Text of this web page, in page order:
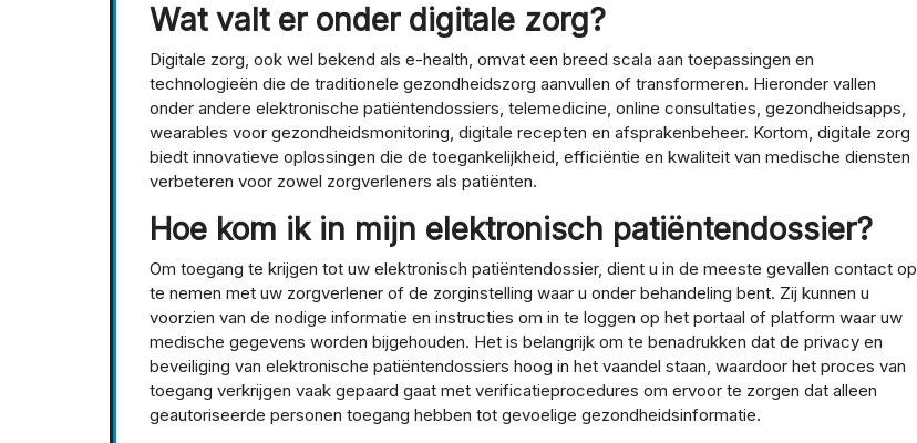
Wat valt er onder digitale zorg?
Digitale zorg, ook wel bekend als e-health, omvat een breed scala aan toepassingen en
technologieën die de traditionele gezondheidszorg aanvullen of transformeren. Hieronder vallen
onder andere elektronische patiëntendossiers, telemedicine, online consultaties, gezondheidsapps,
wearables voor gezondheidsmonitoring, digitale recepten en afsprakenbeheer. Kortom, digitale zorg
biedt innovatieve oplossingen die de toegankelijkheid, efficiëntie en kwaliteit van medische diensten
verbeteren voor zowel zorgverleners als patiënten.
Hoe kom ik in mijn elektronisch patiëntendossier?
Om toegang te krijgen tot uw elektronisch patiëntendossier, dient u in de meeste gevallen contact op
te nemen met uw zorgverlener of de zorginstelling waar u onder behandeling bent. Zij kunnen u
voorzien van de nodige informatie en instructies om in te loggen op het portaal of platform waar uw
medische gegevens worden bijgehouden. Het is belangrijk om te benadrukken dat de privacy en
beveiliging van elektronische patiëntendossiers hoog in het vaandel staan, waardoor het proces van
toegang verkrijgen vaak gepaard gaat met verificatieprocedures om ervoor te zorgen dat alleen
geautoriseerde personen toegang hebben tot gevoelige gezondheidsinformatie.